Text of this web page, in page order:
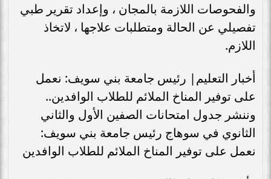
والفحوصات اللازمة بالمجان ، وإعداد تقرير طبي
تفصيلي عن الحالة ومتطلبات علاجها ، لاتخاذ
اللازم.
أخبار التعليم| رئيس جامعة بني سويف: نعمل
على توفير المناخ الملائم للطلاب الوافدين..
وننشر جدول امتحانات الصفين الأول والثاني
الثانوي في سوهاج رئيس جامعة بني سويف:
نعمل على توفير المناخ الملائم للطلاب الوافدين